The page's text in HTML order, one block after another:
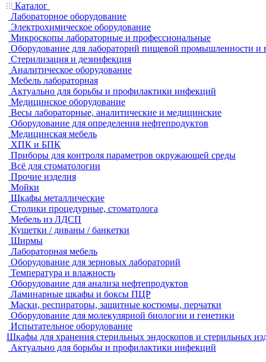
Каталог
Лабораторное оборудование
Электрохимическое оборудование
Микроскопы лабораторные и профессиональные
Оборудование для лабораторий пищевой промышленности и
Стерилизация и дезинфекция
Аналитическое оборудование
Мебель лабораторная
Актуально для борьбы и профилактики инфекций
Медицинское оборудование
Весы лабораторные, аналитические и медицинские
Оборудование для определения нефтепродуктов
Медицинская мебель
ХПК и БПК
Приборы для контроля параметров окружающей среды
Всё для стоматологии
Прочие изделия
Мойки
Шкафы металлические
Столики процедурные, стоматолога
Мебель из ЛДСП
Кушетки / диваны / банкетки
Ширмы
Лабораторная мебель
Оборудование для зерновых лабораторий
Температура и влажность
Оборудование для анализа нефтепродуктов
Ламинарные шкафы и боксы ПЦР
Маски, респираторы, защитные костюмы, перчатки
Оборудование для молекулярной биологии и генетики
Испытательное оборудование
Шкафы для хранения стерильных эндоскопов и стерильных
Актуально для борьбы и профилактики инфекций